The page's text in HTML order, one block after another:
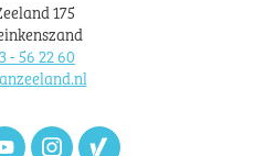
175
- 56 22 60